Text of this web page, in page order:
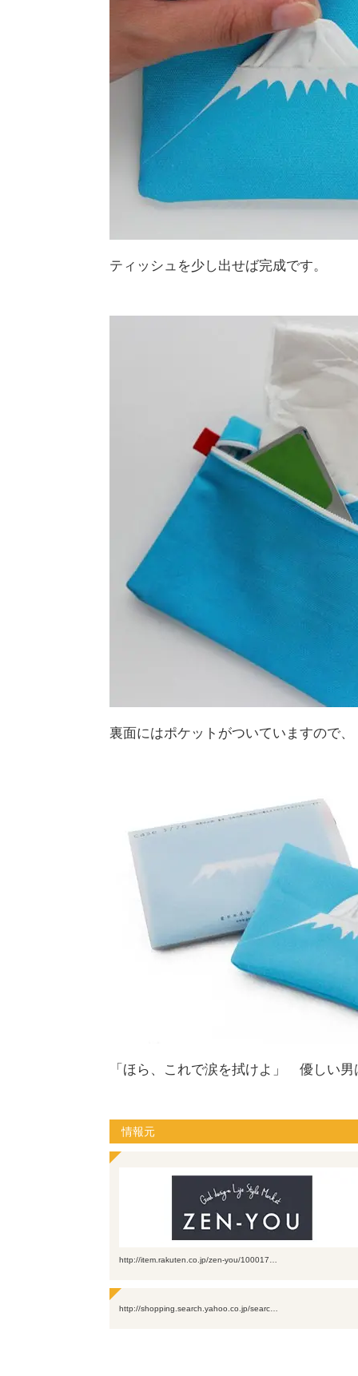
ティッシュを少し出せば完成です。
裏面にはポケットがついていますので
「ほら、これで涙を拭けよ」 優しい
情報元
http://item.rakuten.co.jp/zen-you/100017…
http://shopping.search.yahoo.co.jp/searc…